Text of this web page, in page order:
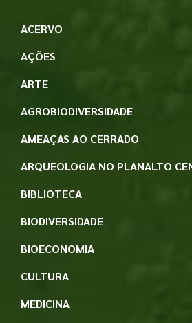
ACERVO
AÇÕES
ARTE
AGROBIODIVERSIDADE
AMEAÇAS AO CERRADO
ARQUEOLOGIA NO PLANALTO
BIBLIOTECA
BIODIVERSIDADE
BIOECONOMIA
CULTURA
MEDICINA